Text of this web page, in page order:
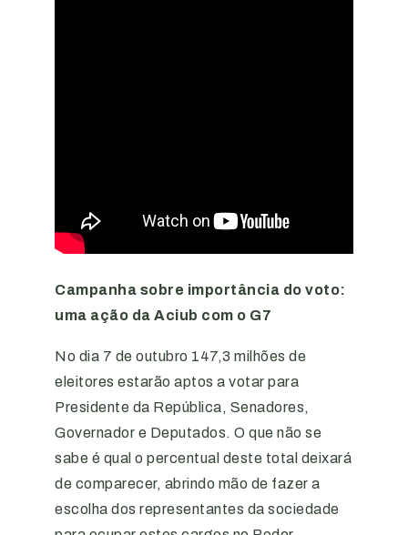
Campanha sobre importância do voto:
uma ação da Aciub com o G7
No dia 7 de outubro 147,3 milhões de
eleitores estarão aptos a votar para
Presidente da República, Senadores,
Governador e Deputados. O que não se
sabe é qual o percentual deste total deixará
de comparecer, abrindo mão de fazer a
escolha dos representantes da sociedade